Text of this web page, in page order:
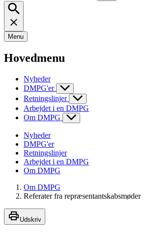
Menu
Hovedmenu
Nyheder
DMPG'er
Retningslinjer
Arbejdet i en DMPG
Om DMPG
Nyheder
DMPG'er
Retningslinjer
Arbejdet i en DMPG
Om DMPG
Om DMPG
Referater fra repræsentantskabsmøder
Udskriv